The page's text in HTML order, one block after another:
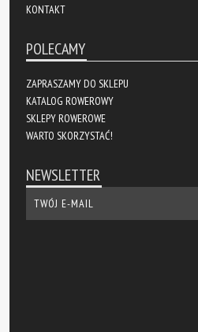
KONTAKT
POLECAMY
ZAPRASZAMY DO SKLEPU
KATALOG ROWEROWY
SKLEPY ROWEROWE
WARTO SKORZYSTAĆ!
NEWSLETTER